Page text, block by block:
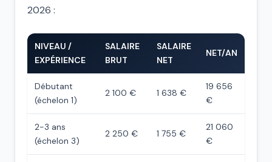
2026 :
NIVEAU /
EXPÉRIENCE
SALAIRE
BRUT
SALAIRE
NET
NET/AN
Débutant
(échelon 1)
2 100 € 1 638 €
19 656
€
2-3 ans
(échelon 3)
2 250 € 1 755 €
21 060
€